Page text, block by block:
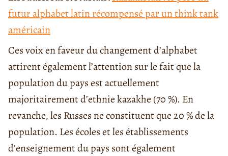
futur alphabet latin récompensé par un think tank
américain
Ces voix en faveur du changement d’alphabet
attirent également l’attention sur le fait que la
population du pays est actuellement
majoritairement d’ethnie kazakhe (70 %). En
revanche, les Russes ne constituent que 20 % de la
population. Les écoles et les établissements
d’enseignement du pays sont également